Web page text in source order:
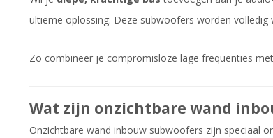
ultieme oplossing. Deze subwoofers worden
Zo combineer je compromisloze lage frequenties
Wat zijn onzichtbare wand
Onzichtbare wand inbouw subwoofers zijn speciaal